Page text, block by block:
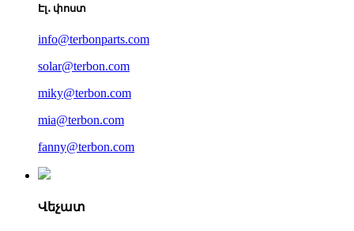
Էլ․ փոստ
info@terbonparts.com
solar@terbon.com
miky@terbon.com
mia@terbon.com
fanny@terbon.com
Վեչատ